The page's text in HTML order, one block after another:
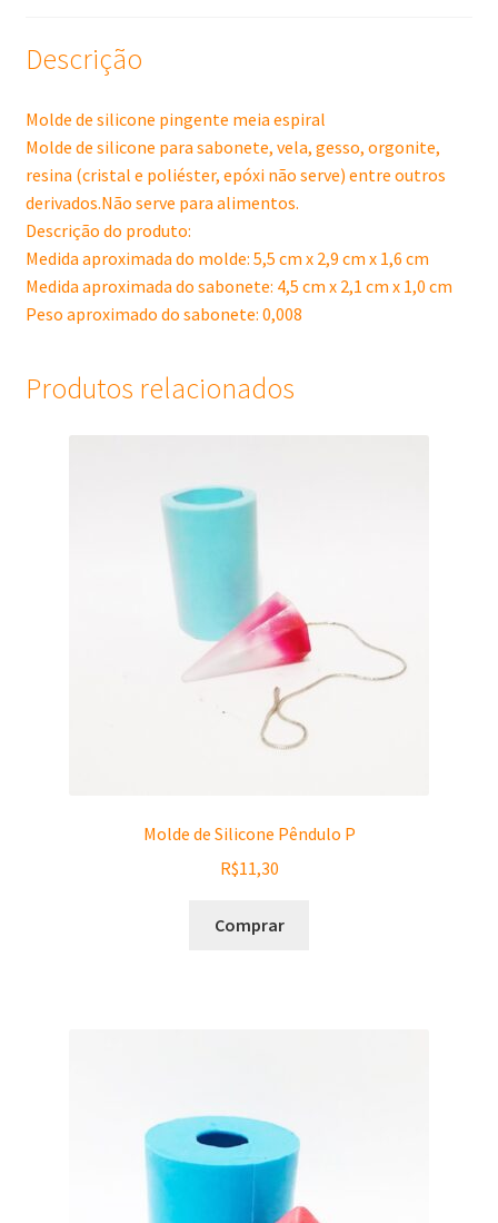
Descrição
Molde de silicone pingente meia espiral
Molde de silicone para sabonete, vela, gesso, orgonite,
resina (cristal e poliéster, epóxi não serve) entre outros
derivados.Não serve para alimentos.
Descrição do produto:
Medida aproximada do molde: 5,5 cm x 2,9 cm x 1,6 cm
Medida aproximada do sabonete: 4,5 cm x 2,1 cm x 1,0 cm
Peso aproximado do sabonete: 0,008
Produtos relacionados
Molde de Silicone Pêndulo P
R$11,30
Comprar